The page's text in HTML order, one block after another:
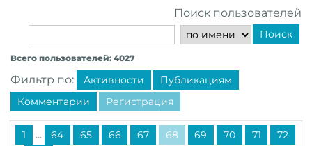
Поиск пользователей
Поиск
Всего пользователей: 4027
Фильтр по: Активности
Публикациям
Комментарии
Регистрация
1 ... 64 65 66 67 68 69 70 71 72